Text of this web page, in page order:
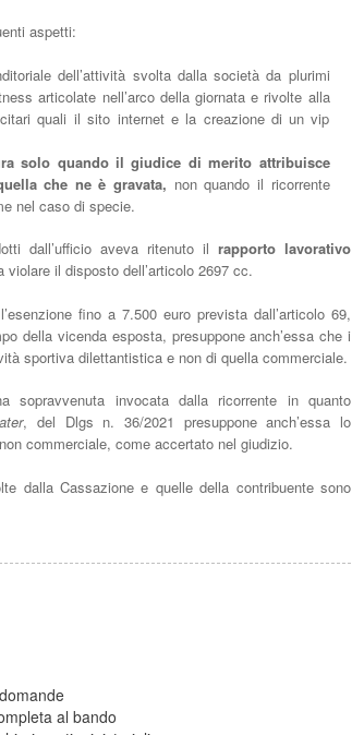
aspetti:
dell’attività svolta dalla società da plurimi
articolate nell’arco della giornata e rivolte alla
quali il sito internet e la creazione di un vip
solo quando il giudice di merito attribuisce
che ne è gravata, non quando il ricorrente
nel caso di specie.
dall’ufficio aveva ritenuto ilrapporto lavorativo
violare il disposto dell’articolo 2697 cc.
fino a 7.500 euro prevista dall’articolo 69,
della vicenda esposta, presuppone anch’essa che i
sportiva dilettantistica e non di quella commerciale.
sopravvenuta invocata dalla ricorrente in quanto
, del Dlgs n. 36/2021 presuppone anch’essa lo
commerciale, come accertato nel giudizio.
dalla Cassazione e quelle della contribuente sono
al bando